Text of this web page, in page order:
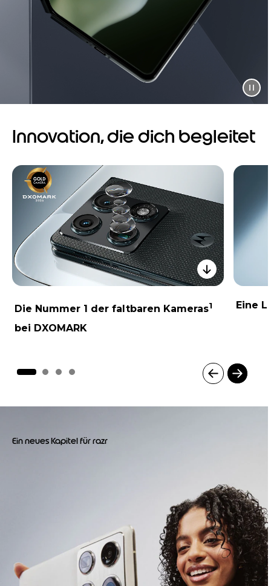
Innovation, die dich begleitet
Die Nummer 1 der faltbaren Kameras1
bei DXOMARK
Eine
1
o
Ein neues Kapitel für razr